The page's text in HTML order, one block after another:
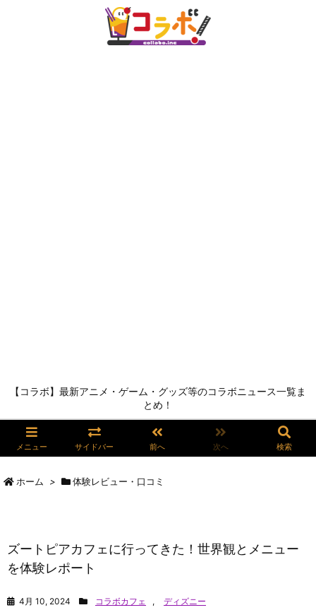
【コラボ】最新アニメ・ゲーム・グッズ等のコラボニュース一覧ま
とめ！
メニュー サイドバー 前へ 次へ 検索
ホーム > 体験レビュー・口コミ
ズートピアカフェに行ってきた！世界観とメニュー
を体験レポート
4月 10, 2024 コラボカフェ , ディズニー